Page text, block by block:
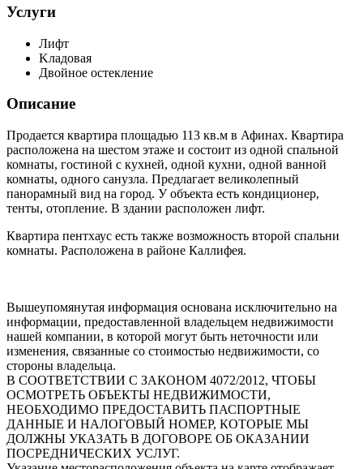
Услуги
Лифт
Kладовая
Двойное остекление
Описание
Продается квартира площадью 113 кв.м в Афинах. Квартира
расположена на шестом этаже и состоит из одной спальной
комнаты, гостиной с кухней, одной кухни, одной ванной
комнаты, одного санузла. Предлагает великолепный
панорамный вид на город. У объекта есть кондиционер,
тенты, отопление. В здании расположен лифт.
Квартира пентхаус есть также возможность второй спальни
комнаты. Расположена в районе Каллифея.
Вышеупомянутая информация основана исключительно на
информации, предоставленной владельцем недвижимости
нашей компании, в которой могут быть неточности или
изменения, связанные со стоимостью недвижимости, со
стороны владельца.
В СООТВЕТСТВИИ С ЗАКОНОМ 4072/2012, ЧТОБЫ
ОСМОТРЕТЬ ОБЪЕКТЫ НЕДВИЖИМОСТИ,
НЕОБХОДИМО ПРЕДОСТАВИТЬ ПАСПОРТНЫЕ
ДАННЫЕ И НАЛОГОВЫЙ НОМЕР, КОТОРЫЕ МЫ
ДОЛЖНЫ УКАЗАТЬ В ДОГОВОРЕ ОБ ОКАЗАНИИ
ПОСРЕДНИЧЕСКИХ УСЛУГ.